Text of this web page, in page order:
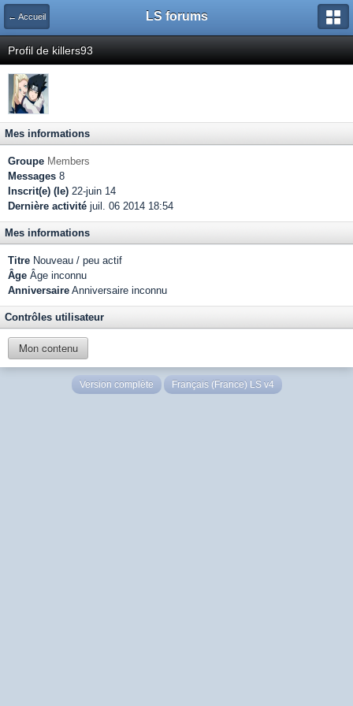
← Accueil LS forums
Profil de killers93
Mes informations
Groupe Members
Messages 8
Inscrit(e) (le) 22-juin 14
Dernière activité juil. 06 2014 18:54
Mes informations
Titre Nouveau / peu actif
Âge Âge inconnu
Anniversaire Anniversaire inconnu
Contrôles utilisateur
Mon contenu
Version complète Français (France) LS v4